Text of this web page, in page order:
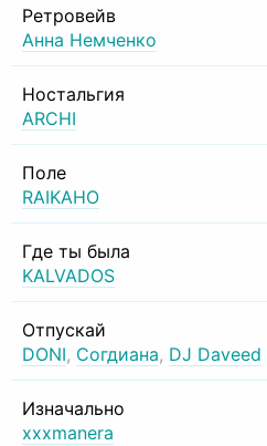
Ретровейв
Анна Немченко
Ностальгия
ARCHI
Поле
RAIKAHO
Где ты была
KALVADOS
Отпускай
DONI, Согдиана, DJ Daveed
Изначально
xxxmanera